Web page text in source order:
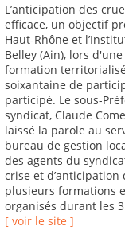
L’anticipation des
efficace, un objectif
Haut-Rhône et
Belley (Ain), lors
formation
soixantaine de
participé. Le sous-
syndicat, Claude
laissé la parole au
bureau de gestion
des agents du
crise et
plusieurs formations
organisés durant les
[ voir le site ]